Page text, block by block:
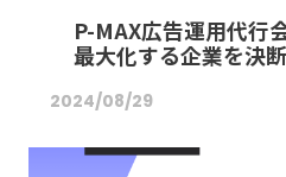
P-MAX広告運用代行
最大化する企業を決
2024/08/29